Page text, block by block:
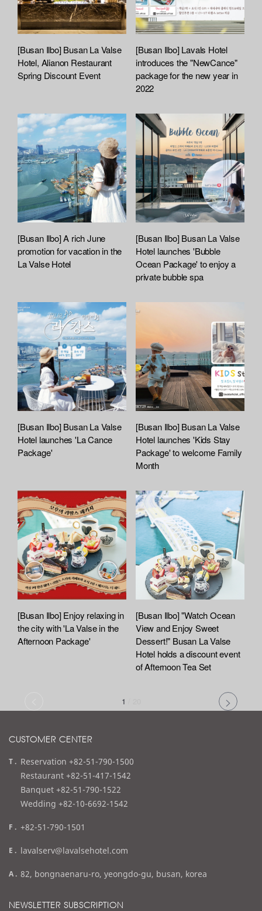
[Busan Ilbo] Busan La Valse
Hotel, Alianon Restaurant
Spring Discount Event
[Busan Ilbo] Lavals Hotel
introduces the "NewCance"
package for the new year in
2022
[Busan Ilbo] A rich June
promotion for vacation in the
La Valse Hotel
[Busan Ilbo] Busan La Valse
Hotel launches 'Bubble
Ocean Package' to enjoy a
private bubble spa
[Busan Ilbo] Busan La Valse
Hotel launches 'La Cance
Package'
[Busan Ilbo] Busan La Valse
Hotel launches 'Kids Stay
Package' to welcome Family
Month
[Busan Ilbo] Enjoy relaxing in
the city with 'La Valse in the
Afternoon Package'
[Busan Ilbo] "Watch Ocean
View and Enjoy Sweet
Dessert!" Busan La Valse
Hotel holds a discount event
of Afternoon Tea Set
1
CUSTOMER CENTER
t
e
l
Reservation +82-51-790-1500
Restaurant +82-51-417-1542
Banquet +82-51-790-1522
Wedding +82-10-6692-1542
f
x
+82-51-790-1501
e
a
l
lavalserv@lavalsehotel.com
a
d
82, bongnaenaru-ro, yeongdo-gu, busan, korea
NEWSLETTER SUBSCRIPTION